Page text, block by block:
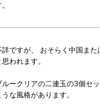
ですが、 おそらく中国また
われます。
ークリアの二連玉の3個セッ
な風格があります。